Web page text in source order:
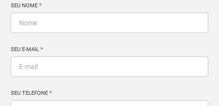
SEU NOME*
SEU E-MAIL*
SEU TELEFONE*